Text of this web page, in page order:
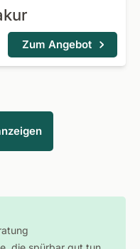
Zum Angebot